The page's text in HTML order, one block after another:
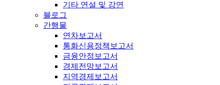
기타 연설 및 강연
블로그
간행물
연차보고서
통화신용정책보고서
금융안정보고서
경제전망보고서
지역경제보고서